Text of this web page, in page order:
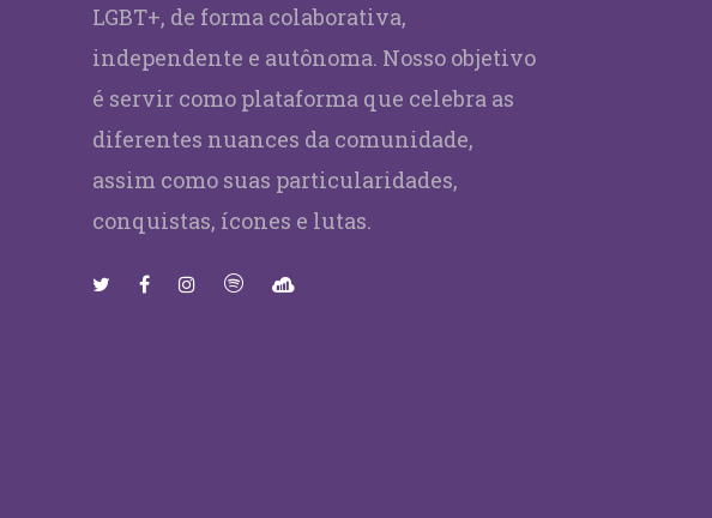
LGBT+, de forma colaborativa,
independente e autônoma. Nosso objetivo
é servir como plataforma que celebra as
diferentes nuances da comunidade,
assim como suas particularidades,
conquistas, ícones e lutas.